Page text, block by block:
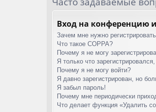
Вход на конференцию
Зачем мне нужно
Что такое COPPA?
Почему я не могу
Я только что
Почему я не могу войти?
Я давно зарегистрирован, но
Я забыл пароль!
Почему мне периодически
Что делает функция «Удалить